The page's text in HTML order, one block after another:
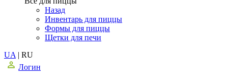
Назад
Инвентарь для пиццы
Формы для пиццы
Щетки для печи
UA | RU
Логин